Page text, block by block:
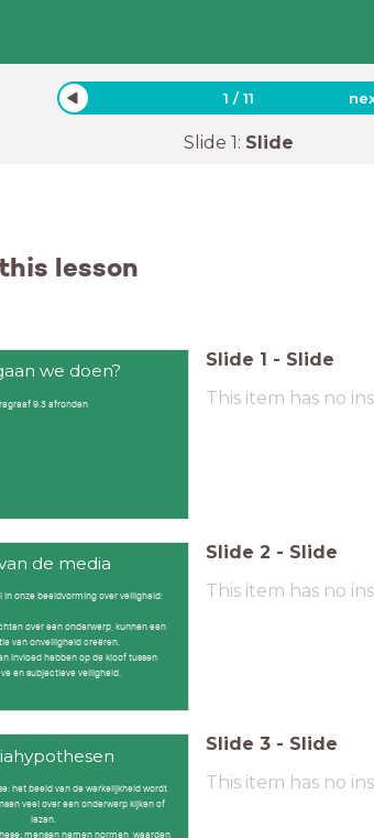
1 /11
Slide 1: Slide
lesson
we doen?
9.3 afronden
Slide 1 - Slide
This item has no
de media
in onze beeldvorming over veiligheid:
over een onderwerp, kunnen een
van onveiligheid creëren.
invloed hebben op de kloof tussen
en subjectieve veiligheid.
Slide 2 - Slide
This item has no
het beeld van de werkelijkheid wordt
veel over een onderwerp kijken of
lezen.
mensen nemen normen, waarden
Slide 3 - Slide
This item has no